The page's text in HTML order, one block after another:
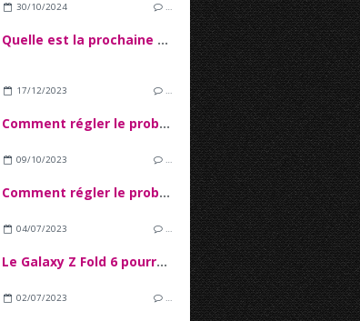
30/10/2024 …
Quelle est la prochaine étape pour la 5G ?
17/12/2023 …
Comment régler le problème de batterie qui ne charge pas sur le Galaxy A34 ?
09/10/2023 …
Comment régler le problème de décharge rapide de la batterie Galaxy S21 Ultra ?
04/07/2023 …
Le Galaxy Z Fold 6 pourrait apporter des changements de conception
02/07/2023 …